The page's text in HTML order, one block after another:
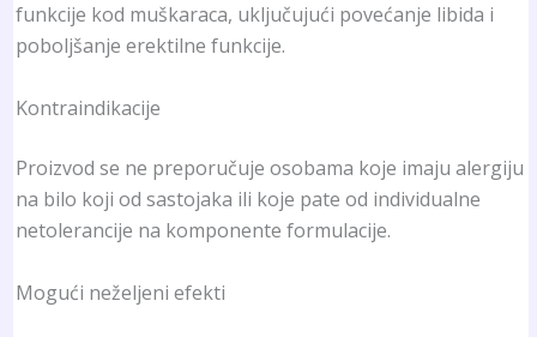
funkcije kod muškaraca, uključujući povećanje libida i
poboljšanje erektilne funkcije.
Kontraindikacije
Proizvod se ne preporučuje osobama koje imaju alergiju
na bilo koji od sastojaka ili koje pate od individualne
netolerancije na komponente formulacije.
Mogući neželjeni efekti